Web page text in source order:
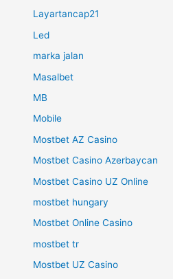
Layartancap21
Led
marka jalan
Masalbet
MB
Mobile
Mostbet AZ Casino
Mostbet Casino Azerbaycan
Mostbet Casino UZ Online
mostbet hungary
Mostbet Online Casino
mostbet tr
Mostbet UZ Casino